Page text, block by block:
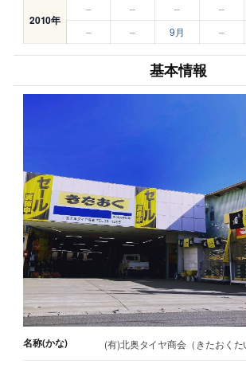
2010年
– – – –
–
– 9月 –
基本情報
名称(かな) (有)北奥タイヤ商会（きたおくた